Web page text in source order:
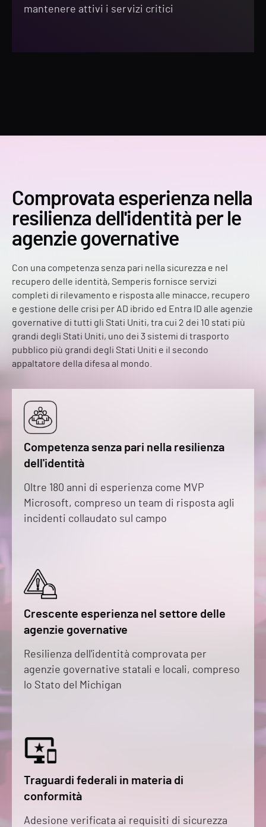
mantenere attivi i servizi critici
Comprovata esperienza nella
resilienza dell'identità per le
agenzie governative
Con una competenza senza pari nella sicurezza e nel
recupero delle identità, Semperis fornisce servizi
completi di rilevamento e risposta alle minacce, recupero
e gestione delle crisi per AD ibrido ed Entra ID alle agenzie
governative di tutti gli Stati Uniti, tra cui 2 dei 10 stati più
grandi degli Stati Uniti, uno dei 3 sistemi di trasporto
pubblico più grandi degli Stati Uniti e il secondo
appaltatore della difesa al mondo.
Competenza senza pari nella resilienza
dell'identità
Oltre 180 anni di esperienza come MVP
Microsoft, compreso un team di risposta agli
incidenti collaudato sul campo
Crescente esperienza nel settore delle
agenzie governative
Resilienza dell'identità comprovata per
agenzie governative statali e locali, compreso
lo Stato del Michigan
Traguardi federali in materia di
conformità
Adesione verificata ai requisiti di sicurezza